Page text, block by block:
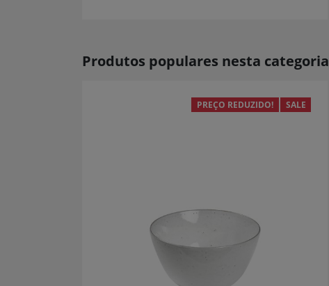
Produtos populares nesta categoria
PREÇO REDUZIDO! SALE